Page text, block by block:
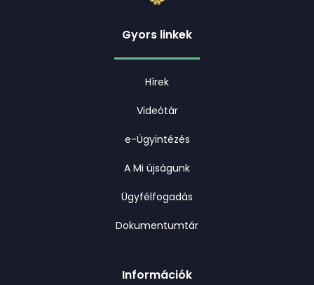
Gyors linkek
Hírek
Videótár
e-Ügyintézés
A Mi újságunk
Ügyfélfogadás
Dokumentumtár
Információk